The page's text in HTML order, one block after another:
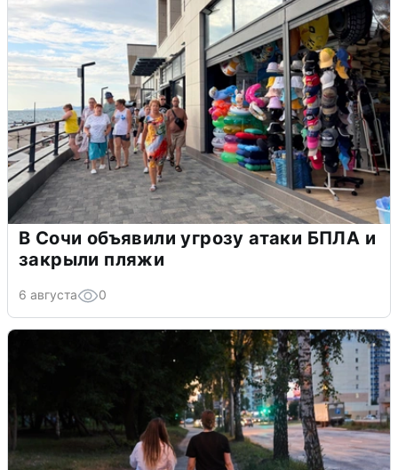
В Сочи объявили угрозу атаки БПЛА и
закрыли пляжи
6 августа 0